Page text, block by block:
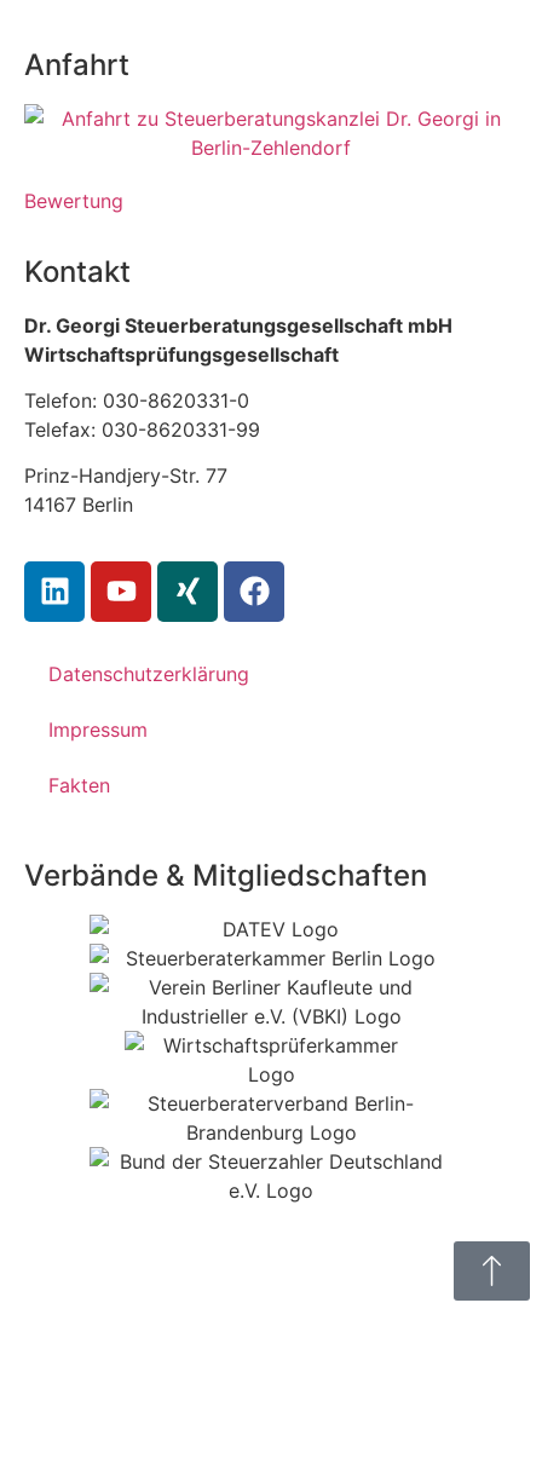
Anfahrt
Bewertung
Kontakt
Dr. Georgi Steuerberatungsgesellschaft mbH
Wirtschaftsprüfungsgesellschaft
Telefon: 030-8620331-0
Telefax: 030-8620331-99
Prinz-Handjery-Str. 77
14167 Berlin
Datenschutzerklärung
Impressum
Fakten
Verbände & Mitgliedschaften